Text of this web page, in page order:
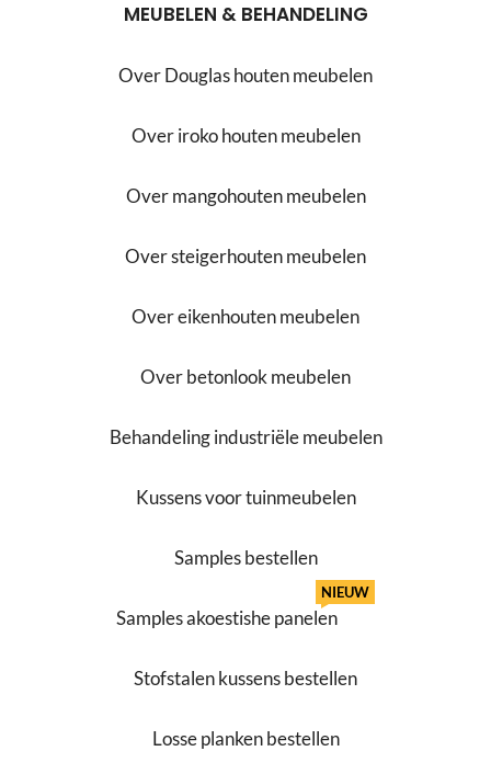
MEUBELEN & BEHANDELING
Over Douglas houten meubelen
Over iroko houten meubelen
Over mangohouten meubelen
Over steigerhouten meubelen
Over eikenhouten meubelen
Over betonlook meubelen
Behandeling industriële meubelen
Kussens voor tuinmeubelen
Samples bestellen
Samples akoestishe panelen
NIEUW
Stofstalen kussens bestellen
Losse planken bestellen